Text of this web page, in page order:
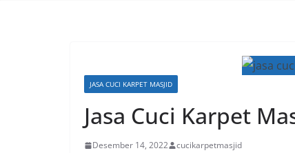
JASA CUCI KARPET MASJID
Jasa Cuci Karpet
Desember 14, 2022 cucikarpetmasjid